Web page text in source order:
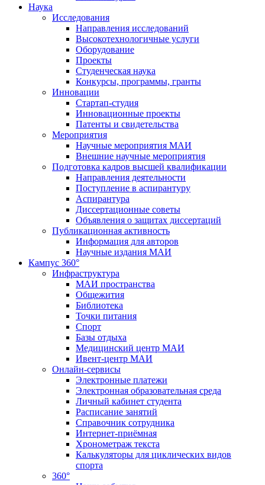
Наука
Исследования
Направления исследований
Высокотехнологичные услуги
Оборудование
Проекты
Студенческая наука
Конкурсы, программы, гранты
Инновации
Стартап-студия
Инновационные проекты
Патенты и свидетельства
Мероприятия
Научные мероприятия МАИ
Внешние научные мероприятия
Подготовка кадров высшей квалификации
Направления деятельности
Поступление в аспирантуру
Аспирантура
Диссертационные советы
Объявления о защитах диссертаций
Публикационная активность
Информация для авторов
Научные издания МАИ
Кампус 360°
Инфраструктура
МАИ пространства
Общежития
Библиотека
Точки питания
Спорт
Базы отдыха
Медицинский центр МАИ
Ивент-центр МАИ
Онлайн-сервисы
Электронные платежи
Электронная образовательная среда
Личный кабинет студента
Расписание занятий
Справочник сотрудника
Интернет-приёмная
Хронометраж текста
Калькуляторы для циклических видов
спорта
360°